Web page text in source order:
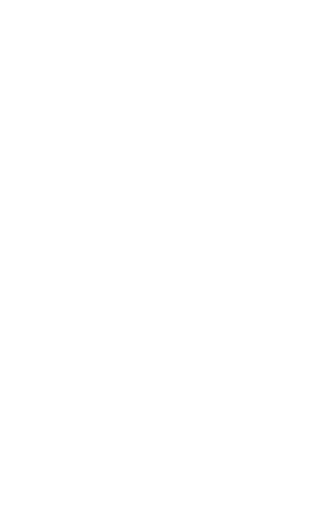
zur Tätigkeit mit
haben, müssen Sie der
erstmalige Aufnahme der Tätigkeit
zur Anzeigepflicht finden Sie unter
- Aufnahme der
(IfSG)
für Tätigkeiten mit
Aufsicht